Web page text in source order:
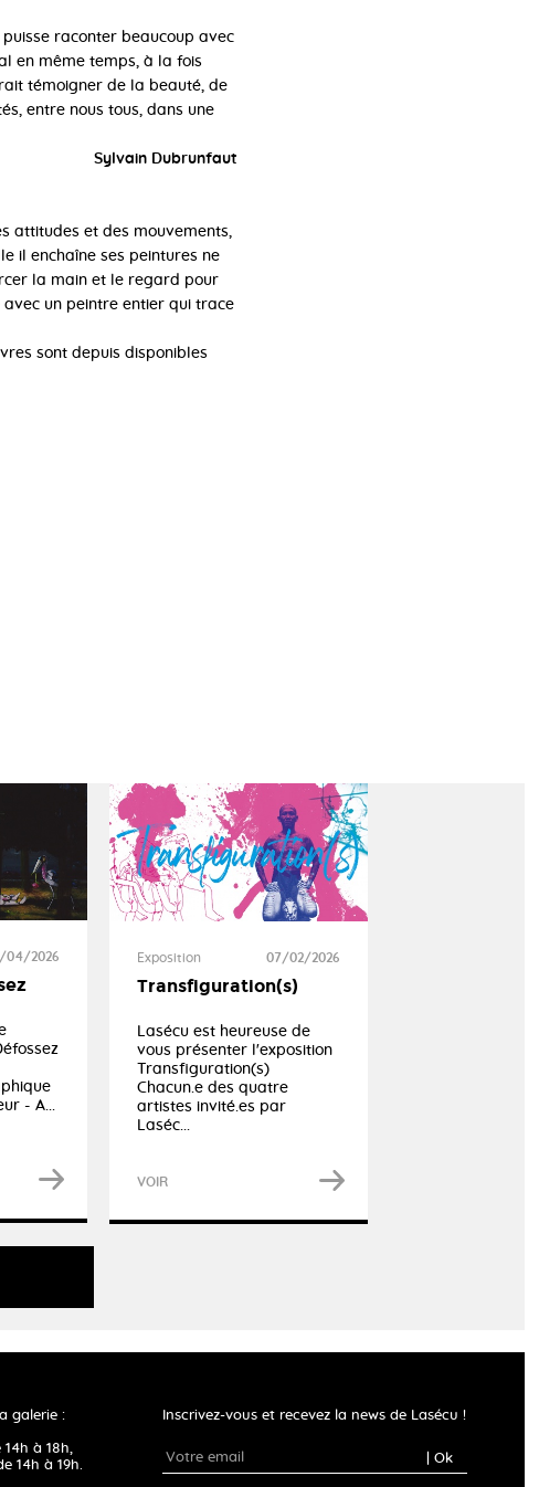
raconter beaucoup avec
en même temps, à la fois
témoigner de la beauté, de
entre nous tous, dans une
Sylvain Dubrunfaut
attitudes et des mouvements,
il enchaîne ses peintures ne
la main et le regard pour
avec un peintre entier qui trace
sont depuis disponibles
04/2026
- A...
Exposition 07/02/2026
Transfiguration(s)
Lasécu est heureuse de
vous présenter l'exposition
Transfiguration(s)
Chacun.e des quatre
artistes invité.es par
Laséc...
VOIR
galerie :
à 18h,
14h à 19h.
Inscrivez-vous et recevez la news de Lasécu !
| Ok